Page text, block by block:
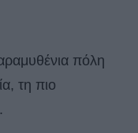
πόλη
τη πιο